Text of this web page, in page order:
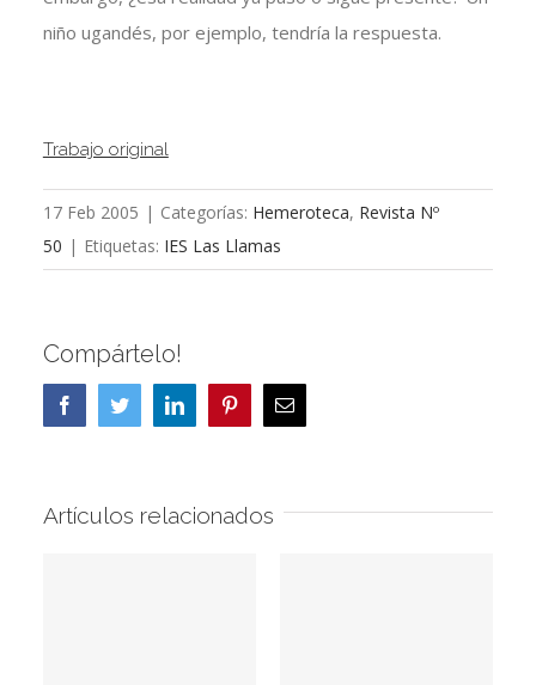
niño ugandés, por ejemplo, tendría la respuesta.
Trabajo original
17 Feb 2005 | Categorías: Hemeroteca, Revista Nº
50 | Etiquetas: IES Las Llamas
Compártelo!
FacebookTwitterLinkedInPinterestCorreo
electrónico
Artículos relacionados